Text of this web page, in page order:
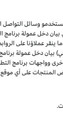
وسائل التواصل
ينقر عملاؤنا على
دخل عمولة
وواجهات برنامج
المنتجات على أي موقع